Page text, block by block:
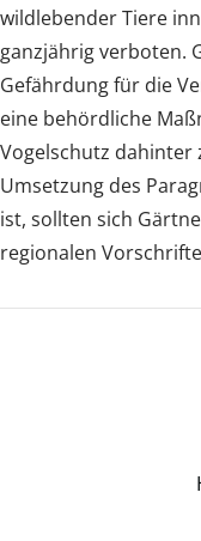
wildlebender Tiere
ganzjährig verboten.
Gefährdung für die
eine behördliche
Vogelschutz dahinter
Umsetzung des
ist, sollten sich
regionalen